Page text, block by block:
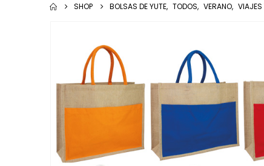
SHOP BOLSAS DE YUTE, TODOS, VERANO,